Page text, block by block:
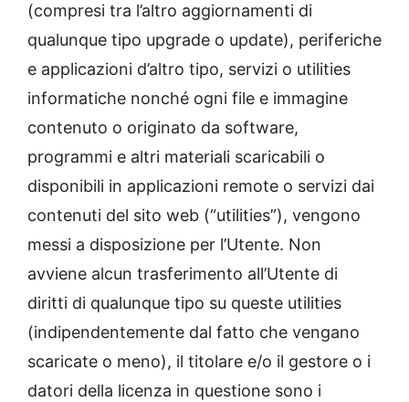
(compresi tra l’altro aggiornamenti di
qualunque tipo upgrade o update), periferiche
e applicazioni d’altro tipo, servizi o utilities
informatiche nonché ogni file e immagine
contenuto o originato da software,
programmi e altri materiali scaricabili o
disponibili in applicazioni remote o servizi dai
contenuti del sito web (“utilities”), vengono
messi a disposizione per l’Utente. Non
avviene alcun trasferimento all’Utente di
diritti di qualunque tipo su queste utilities
(indipendentemente dal fatto che vengano
scaricate o meno), il titolare e/o il gestore o i
datori della licenza in questione sono i